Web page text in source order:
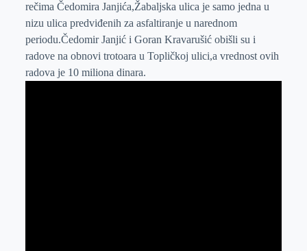
rečima Čedomira Janjića,Žabaljska ulica je samo jedna u
nizu ulica predviđenih za asfaltiranje u narednom
periodu.Čedomir Janjić i Goran Kravarušić obišli su i
radove na obnovi trotoara u Topličkoj ulici,a vrednost ovih
radova je 10 miliona dinara.